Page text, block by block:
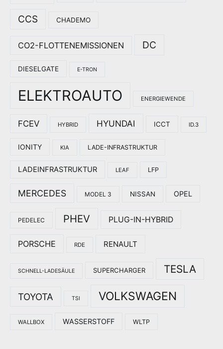
CCS CHADEMO
CO2-FLOTTENEMISSIONEN DC
DIESELGATE E-TRON
ELEKTROAUTO ENERGIEWENDE
FCEV HYBRID HYUNDAI ICCT ID.3
IONITY KIA LADE-INFRASTRUKTUR
LADEINFRASTRUKTUR LEAF LFP
MERCEDES MODEL 3 NISSAN OPEL
PEDELEC PHEV PLUG-IN-HYBRID
PORSCHE RDE RENAULT
SCHNELL-LADESÄULE SUPERCHARGER TESLA
TOYOTA TSI VOLKSWAGEN
WALLBOX WASSERSTOFF WLTP